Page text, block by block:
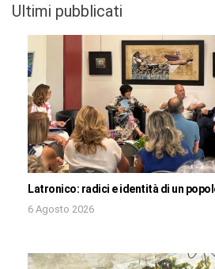
Ultimi pubblicati
Latronico: radici e identità di un
6 Agosto 2026